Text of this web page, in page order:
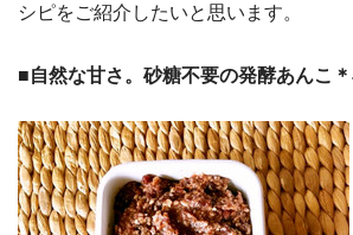
シピをご紹介したいと思います。
■自然な甘さ。砂糖不要の発酵あんこ